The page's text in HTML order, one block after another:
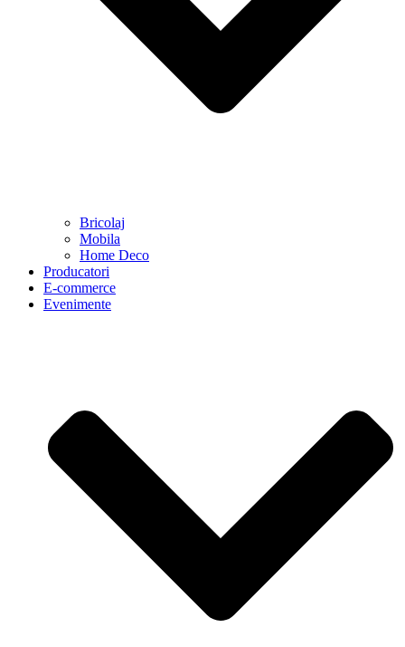
Bricolaj
Mobila
Home Deco
Producatori
E-commerce
Evenimente